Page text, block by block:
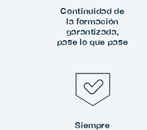
Continuidad de
la formación
garantizada,
pase lo que pase
Siempre